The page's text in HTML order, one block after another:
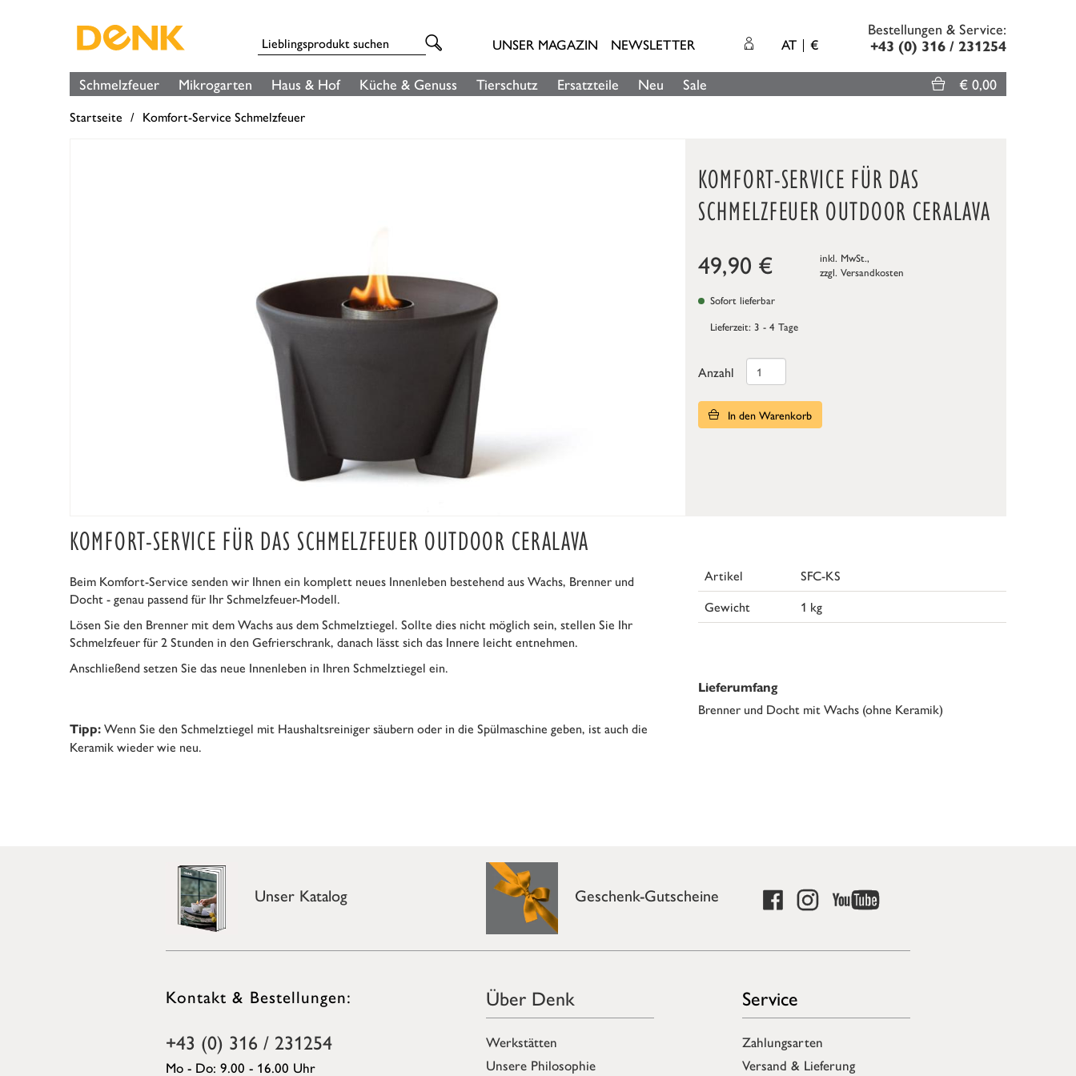
UNSER MAGAZIN NEWSLETTER AT €
Bestellungen & Service:
+43 (0) 316 / 231254
Schmelzfeuer Mikrogarten Haus & Hof Küche & Genuss Tierschutz Ersatzteile Neu Sale € 0,00
Startseite Komfort-Service Schmelzfeuer
KOMFORT-SERVICE FÜR DAS
SCHMELZFEUER OUTDOOR CERALAVA
49,90 €
inkl. MwSt.,
zzgl. Versandkosten
Sofort lieferbar
Lieferzeit: 3 - 4 Tage
Anzahl
In den Warenkorb
KOMFORT-SERVICE FÜR DAS SCHMELZFEUER OUTDOOR CERALAVA
Beim Komfort-Service senden wir Ihnen ein komplett neues Innenleben bestehend aus Wachs, Brenner und
Docht - genau passend für Ihr Schmelzfeuer-Modell.
Lösen Sie den Brenner mit dem Wachs aus dem Schmelztiegel. Sollte dies nicht möglich sein, stellen Sie Ihr
Schmelzfeuer für 2 Stunden in den Gefrierschrank, danach lässt sich das Innere leicht entnehmen.
Anschließend setzen Sie das neue Innenleben in Ihren Schmelztiegel ein.
Tipp: Wenn Sie den Schmelztiegel mit Haushaltsreiniger säubern oder in die Spülmaschine geben, ist auch die
Keramik wieder wie neu.
Artikel
SFC-KS
Gewicht
1 kg
Lieferumfang
Brenner und Docht mit Wachs (ohne Keramik)
Unser Katalog Geschenk-Gutscheine
Kontakt & Bestellungen:
+43 (0) 316 / 231254
Mo - Do: 9.00 - 16.00 Uhr
Über Denk
Werkstätten
Unsere Philosophie
Service
Zahlungsarten
Versand & Lieferung